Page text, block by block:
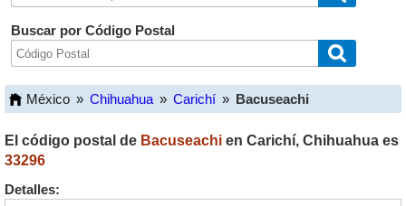
Buscar por Código Postal
México » Chihuahua » Carichí » Bacuseachi
El código postal de Bacuseachi en Carichí, Chihuahua es
33296
Detalles: